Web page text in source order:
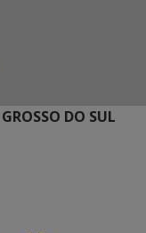
DO SUL